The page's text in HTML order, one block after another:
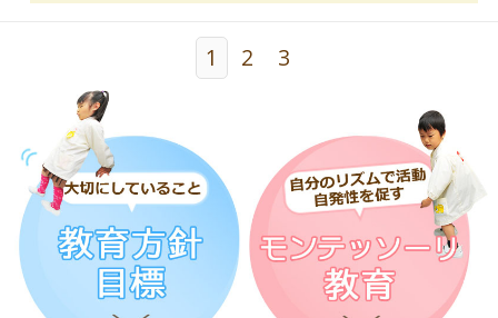
お待ちしています！！！
1 2 3